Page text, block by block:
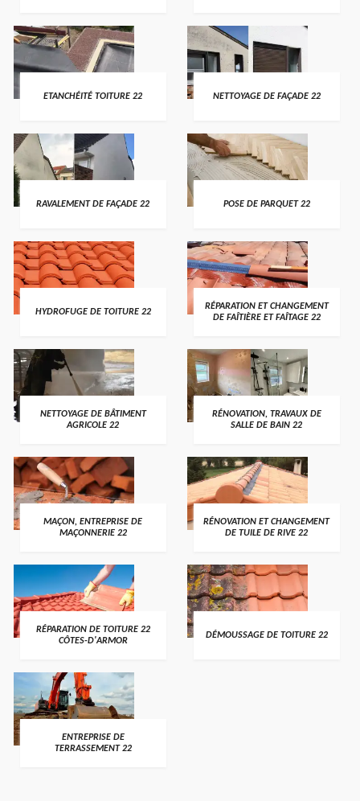
ETANCHÉITÉ TOITURE 22 NETTOYAGE DE FAÇADE 22
RAVALEMENT DE FAÇADE 22 POSE DE PARQUET 22
HYDROFUGE DE TOITURE 22
RÉPARATION ET CHANGEMENT
DE FAÎTIÈRE ET FAÎTAGE 22
NETTOYAGE DE BÂTIMENT
AGRICOLE 22
RÉNOVATION, TRAVAUX DE
SALLE DE BAIN 22
MAÇON, ENTREPRISE DE
MAÇONNERIE 22
RÉNOVATION ET CHANGEMENT
DE TUILE DE RIVE 22
RÉPARATION DE TOITURE 22
CÔTES-D'ARMOR
DÉMOUSSAGE DE TOITURE 22
ENTREPRISE DE
TERRASSEMENT 22